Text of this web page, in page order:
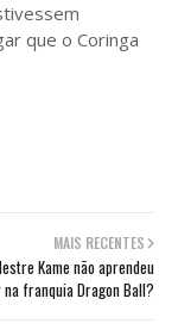
que o Coringa
MAIS RECENTES
Kame não aprendeu
na franquia Dragon Ball?